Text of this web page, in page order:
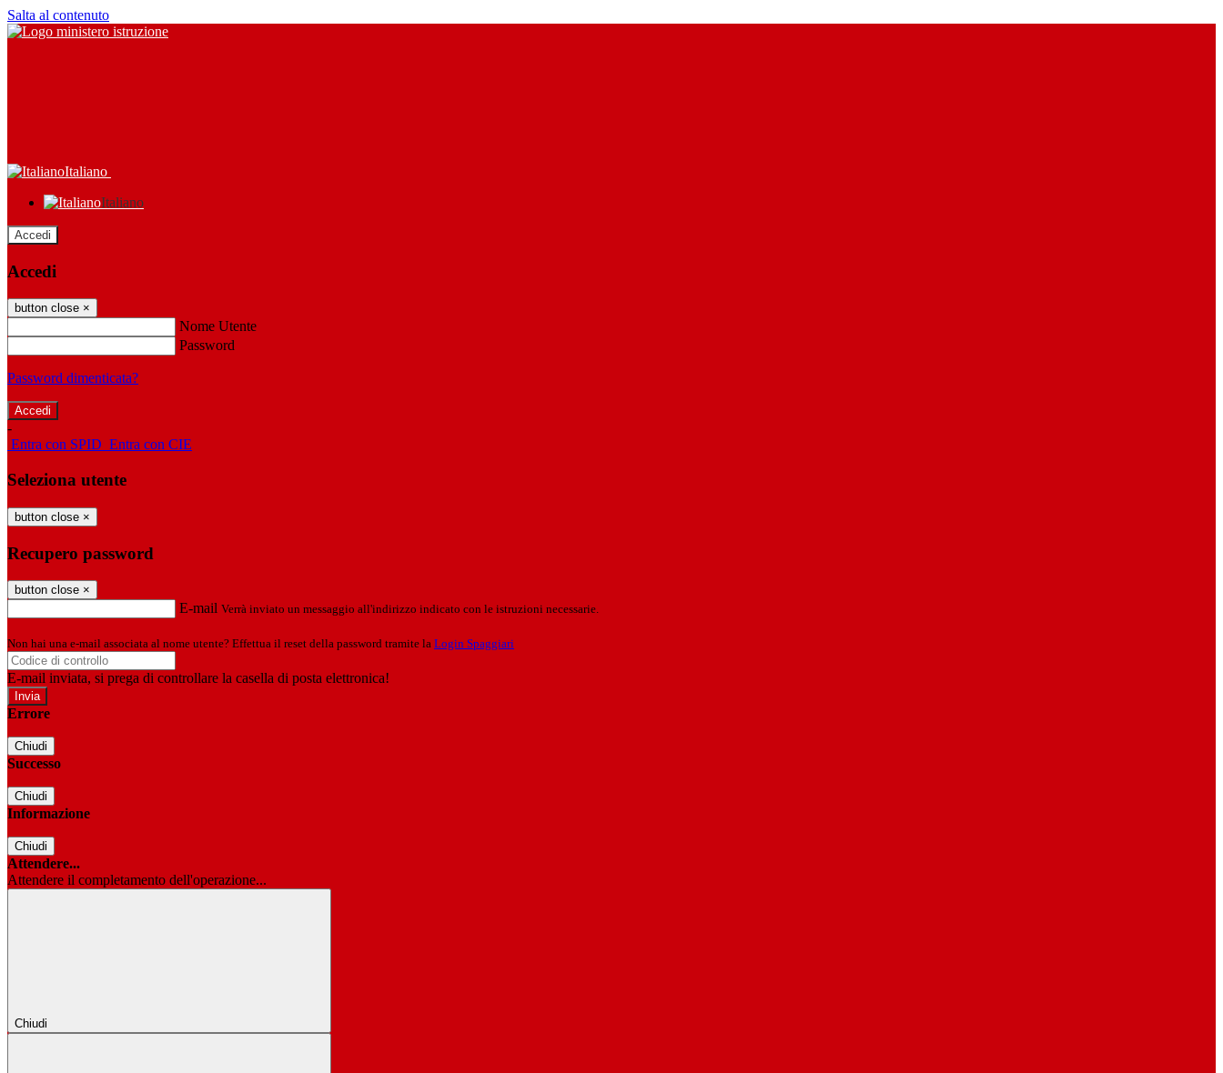
Salta al contenuto
Italiano
Italiano
Accedi
Accedi
button close ×
Nome Utente
Password
Password dimenticata?
-
Entra con SPID Entra con CIE
Seleziona utente
button close ×
Recupero password
button close ×
E-mail Verrà inviato un messaggio all'indirizzo indicato con le istruzioni necessarie.
Non hai una e-mail associata al nome utente? Effettua il reset della password tramite la Login Spaggiari
E-mail inviata, si prega di controllare la casella di posta elettronica!
Errore
Chiudi
Successo
Chiudi
Informazione
Chiudi
Attendere...
Attendere il completamento dell'operazione...
Chiudi